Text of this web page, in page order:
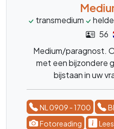
transmedium
56
Medium/paragnost.
met een bijzondere
bijstaan in uw
NL 0909 - 1700
Fotoreading